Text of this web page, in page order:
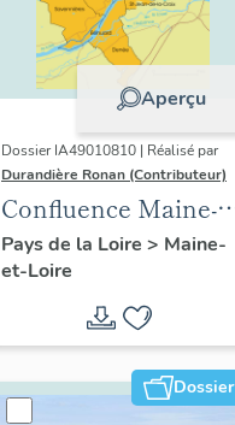
Aperçu
Dossier IA49010810 | Réalisé par
Durandière Ronan (Contributeur)
Confluence Maine-
Loire : présentation
de l'opération
thématique
Pays de la Loire > Maine-
et-Loire
Dossier